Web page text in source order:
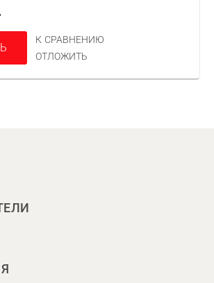
К СРАВНЕНИЮ
ОТЛОЖИТЬ